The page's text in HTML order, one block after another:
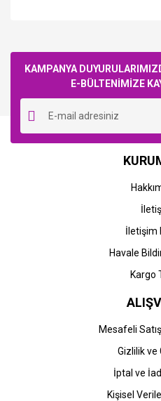
KAMPANYA
E-BÜLTENİMİZE
İletişim
Havale
Kargo
Mesafeli
Gizlilik ve
İptal ve
Kişisel